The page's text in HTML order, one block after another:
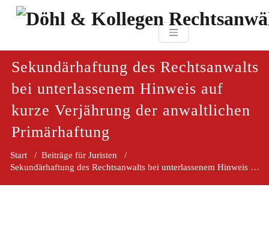
Zum
Döhl & Kollegen
Sekundärhaftung des Rechtsanwalts
bei unterlassenem Hinweis auf
kurze Verjährung der anwaltlichen
Primärhaftung
Start / Beiträge für Juristen /
Sekundärhaftung des Rechtsanwalts bei unterlassenem Hinweis